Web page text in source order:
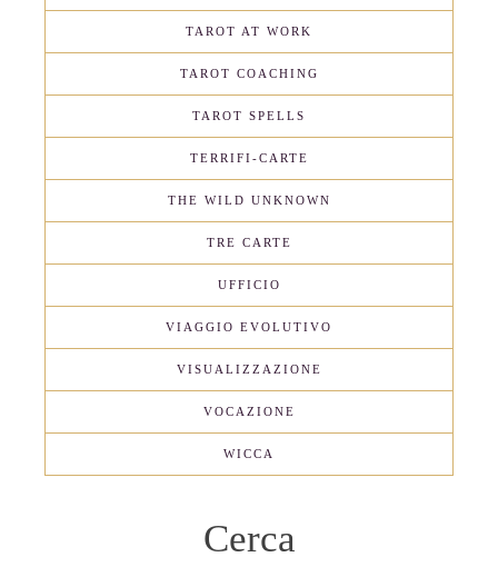
TAROT AT WORK
TAROT COACHING
TAROT SPELLS
TERRIFI-CARTE
THE WILD UNKNOWN
TRE CARTE
UFFICIO
VIAGGIO EVOLUTIVO
VISUALIZZAZIONE
VOCAZIONE
WICCA
Cerca